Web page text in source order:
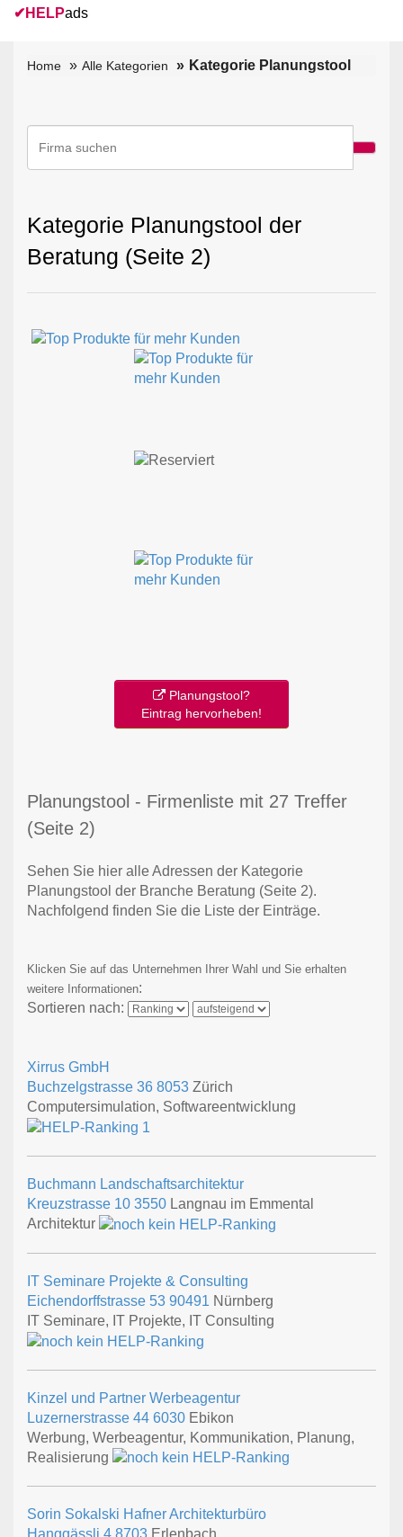
✔ HELPads
Home Alle Kategorien Kategorie Planungstool
Kategorie Planungstool der
Beratung (Seite 2)
Planungstool?
Eintrag hervorheben!
Planungstool - Firmenliste mit 27 Treffer
(Seite 2)
Sehen Sie hier alle Adressen der Kategorie
Planungstool der Branche Beratung (Seite 2).
Nachfolgend finden Sie die Liste der Einträge.
Klicken Sie auf das Unternehmen Ihrer Wahl und Sie erhalten
weitere Informationen:
Sortieren nach:
Xirrus GmbH
Buchzelgstrasse 36 8053 Zürich
Computersimulation, Softwareentwicklung
Buchmann Landschaftsarchitektur
Kreuzstrasse 10 3550 Langnau im Emmental
Architektur
IT Seminare Projekte & Consulting
Eichendorffstrasse 53 90491 Nürnberg
IT Seminare, IT Projekte, IT Consulting
Kinzel und Partner Werbeagentur
Luzernerstrasse 44 6030 Ebikon
Werbung, Werbeagentur, Kommunikation, Planung,
Realisierung
Sorin Sokalski Hafner Architekturbüro